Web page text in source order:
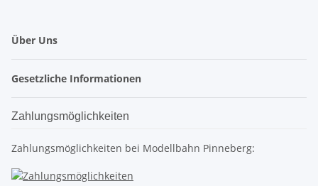
Über Uns
Gesetzliche Informationen
Zahlungsmöglichkeiten
Zahlungsmöglichkeiten bei Modellbahn Pinneberg: